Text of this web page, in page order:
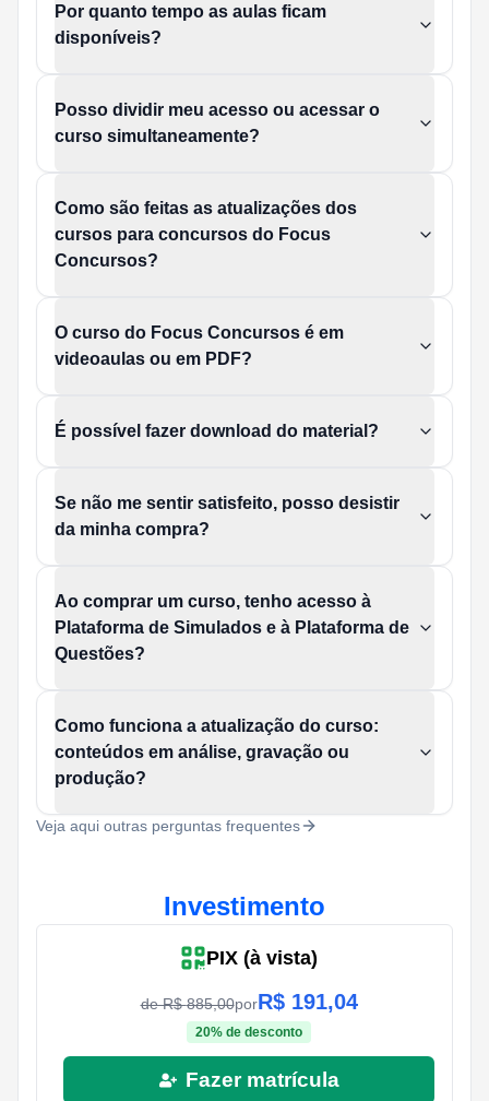
Por quanto tempo as aulas ficam
disponíveis?
Posso dividir meu acesso ou acessar o
curso simultaneamente?
Como são feitas as atualizações dos
cursos para concursos do Focus
Concursos?
O curso do Focus Concursos é em
videoaulas ou em PDF?
É possível fazer download do material?
Se não me sentir satisfeito, posso desistir
da minha compra?
Ao comprar um curso, tenho acesso à
Plataforma de Simulados e à Plataforma de
Questões?
Como funciona a atualização do curso:
conteúdos em análise, gravação ou
produção?
Veja aqui outras perguntas frequentes
Investimento
PIX (à vista)
de R$885,00porR$ 191,04
20% de desconto
Fazer matrícula